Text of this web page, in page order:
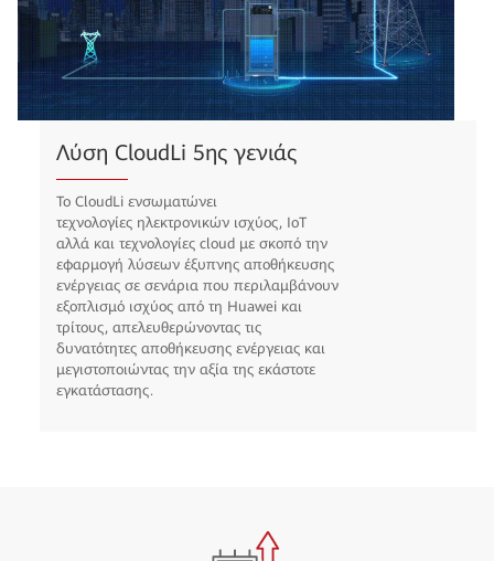
Έξυπνο Σύστημα Αποθήκευσης
Ενέργειας
Οι ευφυείς μπαταρίες λιθίου
συνεργάζονται με την παροχή ισχύος, το
IoT και το NetEco ώστε το σύστημα να
αποδώσει τα μέγιστα. Ενίσχυση τάσης μέσω
cloud. Κάλυψη απαιτήσεων αιχμής μέσω
cloud. Υβριδική χρήση μέσω cloud.
Κλιμάκωση στις ώρες αιχμής μέσω cloud.
Έξυπνη παράλληλη λειτουργία.
Αντικλεπτική προστασία μέσω cloud.